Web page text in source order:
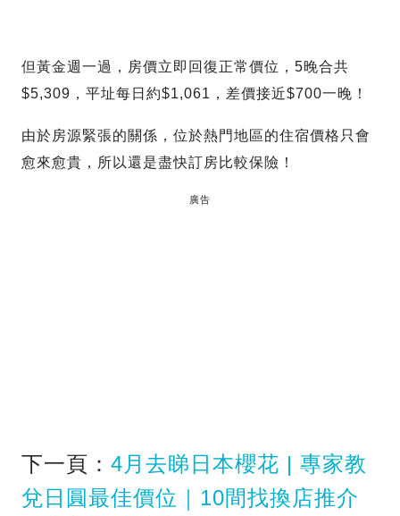
但黃金週一過，房價立即回復正常價位，5晚合共
$5,309，平址每日約$1,061，差價接近$700一晚！
由於房源緊張的關係，位於熱門地區的住宿價格只會
愈來愈貴，所以還是盡快訂房比較保險！
廣告
下一頁： 4月去睇日本櫻花 | 專家教
兌日圓最佳價位｜10間找換店推介